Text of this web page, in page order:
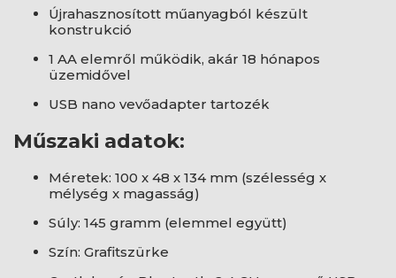
Újrahasznosított műanyagból készült
konstrukció
1 AA elemről működik, akár 18 hónapos
üzemidővel
USB nano vevőadapter tartozék
Műszaki adatok:
Méretek: 100 x 48 x 134 mm (szélesség x
mélység x magasság)
Súly: 145 gramm (elemmel együtt)
Szín: Grafitszürke